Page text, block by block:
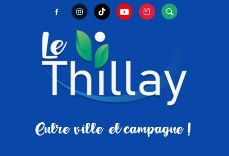
Entre ville et campagne !